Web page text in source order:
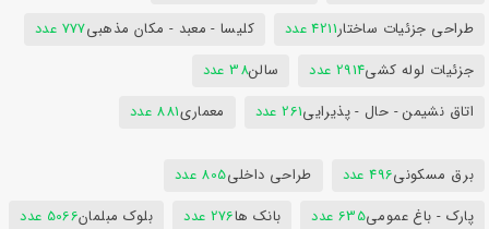
طراحی جزئیات ساختار4211 عدد کلیسا - معبد - مکان مذهبی777 عدد
جزئیات لوله کشی2914 عدد سالن38 عدد
اتاق نشیمن - حال - پذیرایی261 عدد معماری881 عدد
برق مسکونی496 عدد طراحی داخلی805 عدد
پارک - باغ عمومی635 عدد بانک ها276 عدد بلوک مبلمان5066 عدد